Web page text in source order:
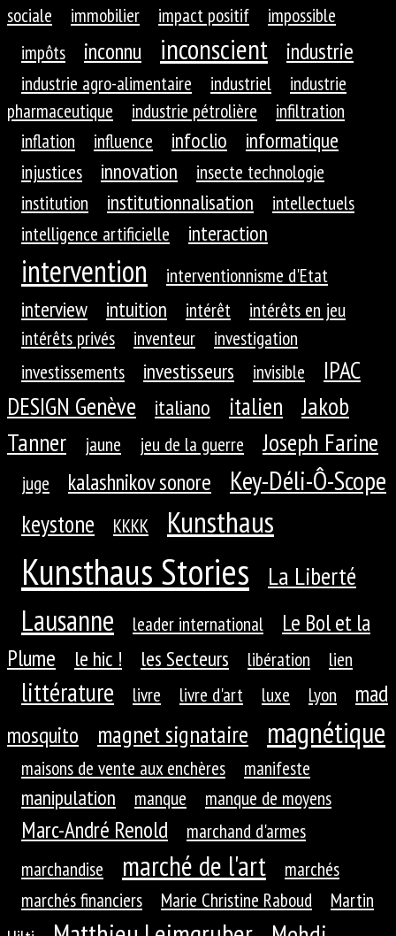
sociale
immobilier impact positif
impossible
impôts
inconnu inconscient industrie
industrie agro-alimentaire industriel
industrie
pharmaceutique
industrie pétrolière
infiltration
inflation
influence infoclio informatique
injustices innovation
insecte technologie
institution
institutionnalisation
intellectuels
intelligence artificielle
interaction
intervention interventionnisme d'Etat
interview intuition intérêt
intérêts en jeu
intérêts privés
inventeur
investigation
investissements
investisseurs invisible
IPAC
DESIGN Genève
italiano italien
Jakob
Tanner
jaune jeu de la guerre Joseph Farine
juge kalashnikov sonore Key-Déli-Ô-Scope
keystone KKKK Kunsthaus
Kunsthaus Stories La Liberté
Lausanne leader international
Le Bol et la
Plume
le hic ! les Secteurs libération lien
littérature livre livre d'art luxe Lyon
mad
mosquito
magnet signataire magnétique
maisons de vente aux enchères manifeste
manipulation manque manque de moyens
Marc-André Renold
marchand d'armes
marchandise
marché de l'art
marchés
marchés financiers
Marie Christine Raboud
Martin